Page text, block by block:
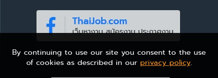
By continuing to use our site you consent to the use
of cookies as described in our privacy policy.